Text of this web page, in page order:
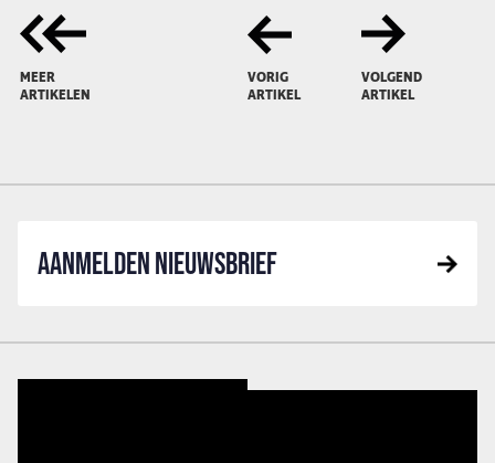
MEER
ARTIKELEN
VORIG
ARTIKEL
VOLGEND
ARTIKEL
AANMELDEN NIEUWSBRIEF